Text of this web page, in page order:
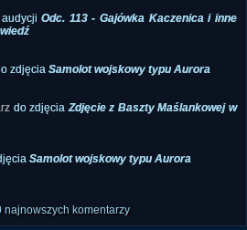
Odc. 113 - Gajówka Kaczenica i inne
zdjęcia Samolot wojskowy typu Aurora
do zdjęciaZdjęcie z Baszty Maślankowej w
Samolot wojskowy typu Aurora
najnowszych komentarzy